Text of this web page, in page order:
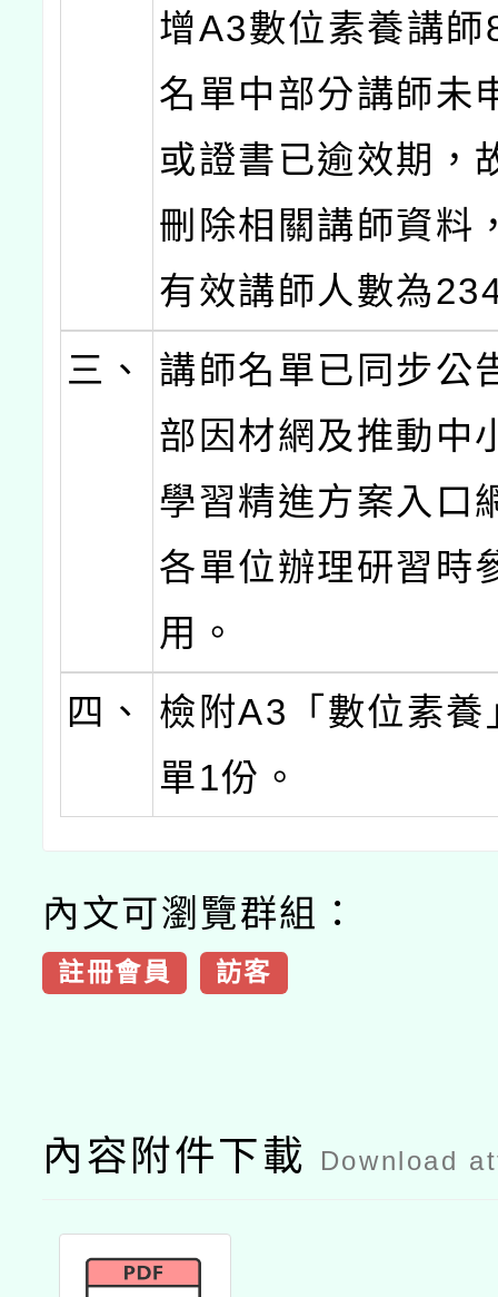
增A3數位素養講師
名單中部分講師未
或證書已逾效期，
刪除相關講師資料
有效講師人數為
三、
講師名單已同步公
部因材網及推動中
學習精進方案入口
各單位辦理研習時
用。
四、
檢附A3「數位素養
單1份。
內文可瀏覽群組：
註冊會員 訪客
內容附件下載 Download